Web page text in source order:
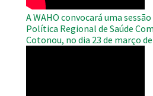
A WAHO convocará uma
Política Regional de Saúde
Cotonou, no dia 23 de março de